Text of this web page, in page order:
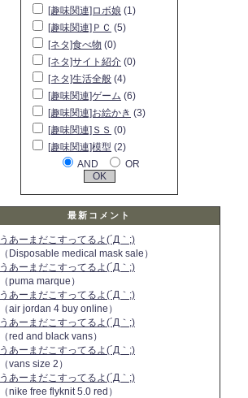
[趣味関連]ロボ娘 (1)
[趣味関連]ＰＣ (5)
[ネタ]食べ物 (0)
[ネタ]サイト紹介 (0)
[ネタ]生活全般 (4)
[趣味関連]ゲーム (6)
[趣味関連]お絵かき (3)
[趣味関連]ＳＳ (0)
[趣味関連]模型 (2)
AND
OR
最新コメント
うあーまだこすってるよ(´Д｀;)
（Disposable medical mask sale）
うあーまだこすってるよ(´Д｀;)
（puma marque）
うあーまだこすってるよ(´Д｀;)
（air jordan 4 buy online）
うあーまだこすってるよ(´Д｀;)
（red and black vans）
うあーまだこすってるよ(´Д｀;)
（vans size 2）
うあーまだこすってるよ(´Д｀;)
（nike free flyknit 5.0 red）